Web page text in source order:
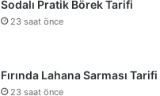
Sodalı Pratik Börek Tarifi
23 saat önce
Fırında Lahana Sarması Tarifi
23 saat önce